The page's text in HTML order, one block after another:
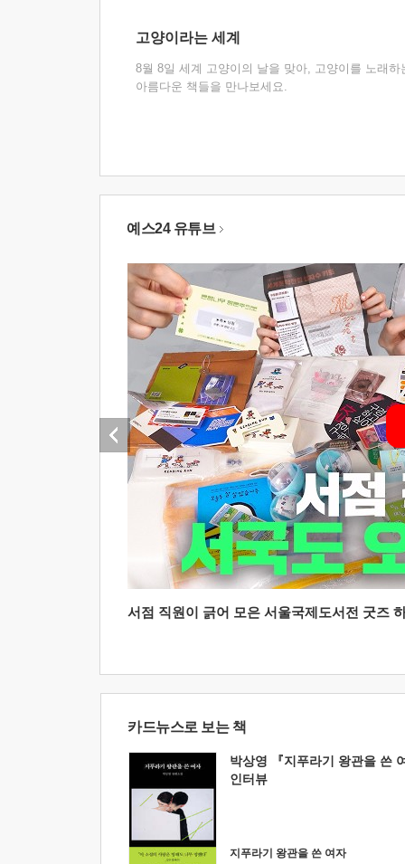
고양이라는 세계
8월 8일 세계 고양이의 날을 맞아, 고양이를 노래하
아름다운 책들을 만나보세요.
예스24 유튜브
서점 직원이 긁어 모은 서울국제도서전 굿즈
카드뉴스로 보는 책
박상영 『지푸라기 왕관을 쓴
인터뷰
지푸라기 왕관을 쓴 여자